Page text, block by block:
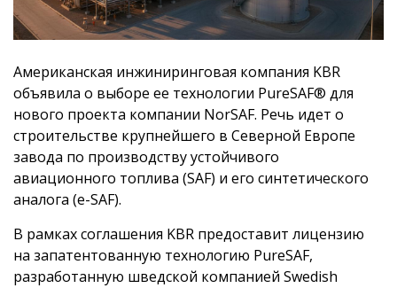
Американская инжиниринговая компания KBR
объявила о выборе ее технологии PureSAF® для
нового проекта компании NorSAF. Речь идет о
строительстве крупнейшего в Северной Европе
завода по производству устойчивого
авиационного топлива (SAF) и его синтетического
аналога (e-SAF).
В рамках соглашения KBR предоставит лицензию
на запатентованную технологию PureSAF,
разработанную шведской компанией Swedish